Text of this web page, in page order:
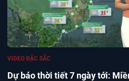
Dự báo thời tiết 7 ngày tới:
VIDEO ĐẶC SẮC